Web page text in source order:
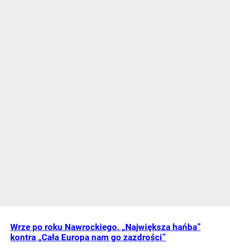
Wrze po roku Nawrockiego. „Największa hańba”
kontra „Cała Europa nam go zazdrości”